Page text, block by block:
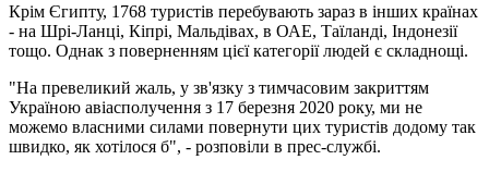
Крім Єгипту, 1768 туристів перебувають зараз в інших країнах
- на Шрі-Ланці, Кіпрі, Мальдівах, в ОАЕ, Таїланді, Індонезії
тощо. Однак з поверненням цієї категорії людей є складнощі.
"На превеликий жаль, у зв'язку з тимчасовим закриттям
Україною авіасполучення з 17 березня 2020 року, ми не
можемо власними силами повернути цих туристів додому так
швидко, як хотілося б", - розповіли в прес-службі.